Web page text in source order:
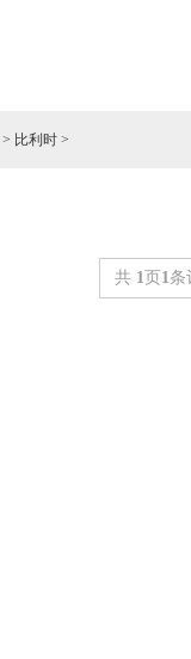
> 比利时 >
共 1 页 1条